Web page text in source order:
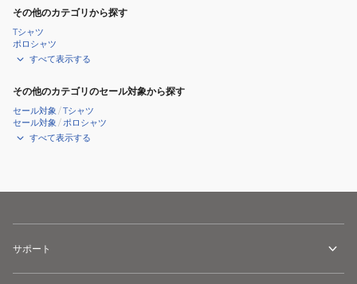
その他のカテゴリから探す
Tシャツ
ポロシャツ
すべて表示する
その他のカテゴリのセール対象から探す
セール対象 /Tシャツ
セール対象 /ポロシャツ
すべて表示する
サポート